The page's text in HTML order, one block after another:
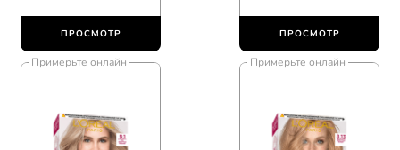
ПРОСМОТР ПРОСМОТР
Примерьте онлайн Примерьте онлайн